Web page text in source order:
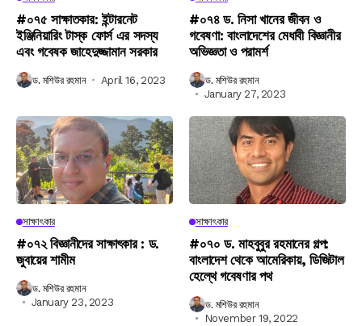
#০৭৫ সাক্ষাতকার: ইন্টারনেট
ইঞ্জিনিয়ারিং টাস্ক ফোর্স এর সদস্য
এবং গবেষক জাহেদুজ্জামান সরকার
ড. মশিউর রহমান April 16, 2023
#০৭৪ ড. নিসা খানের জীবন ও
গবেষণা: বাংলাদেশের মেধাবী বিজ্ঞানীর
অভিজ্ঞতা ও পরামর্শ
ড. মশিউর রহমান
January 27, 2023
সাক্ষাৎকার
#০৭২ বিজ্ঞানীদের সাক্ষাৎকার : ড.
জুবায়ের শামীম
ড. মশিউর রহমান
January 23, 2023
সাক্ষাৎকার
#০৭০ ড. মাহবুবুর রহমানের গল্প:
বাংলাদেশ থেকে আমেরিকায়, ডিজিটাল
হেল্থে গবেষণার পথ
ড. মশিউর রহমান
November 19, 2022